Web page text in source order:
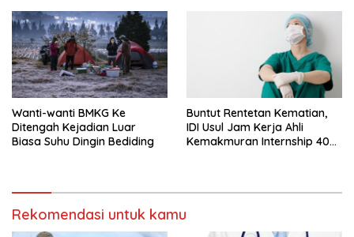
Wanti-wanti BMKG Ke
Ditengah Kejadian Luar
Biasa Suhu Dingin Bediding
Buntut Rentetan Kematian,
IDI Usul Jam Kerja Ahli
Kemakmuran Internship 40
Rekomendasi untuk kamu